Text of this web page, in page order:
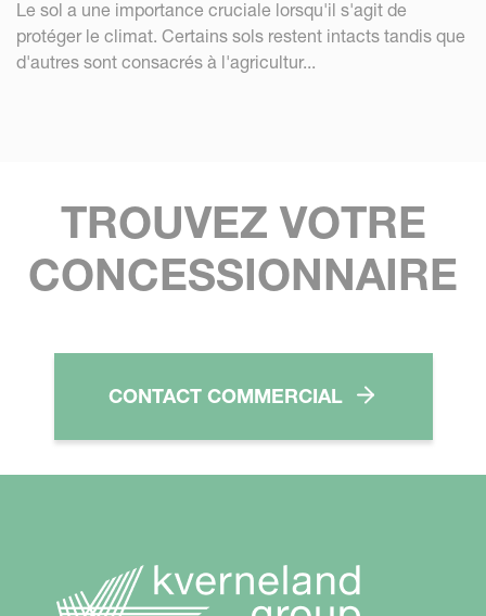
Le sol a une importance cruciale lorsqu'il s'agit de
protéger le climat. Certains sols restent intacts tandis que
d'autres sont consacrés à l'agricultur...
TROUVEZ VOTRE
CONCESSIONNAIRE
CONTACT COMMERCIAL